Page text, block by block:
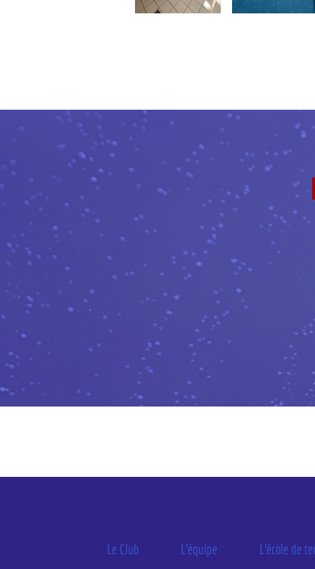
Le Club L'équipe L'école de